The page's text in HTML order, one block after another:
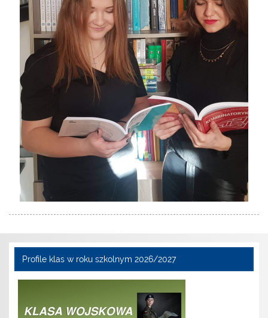
Profile klas w roku szkolnym 2026/2027